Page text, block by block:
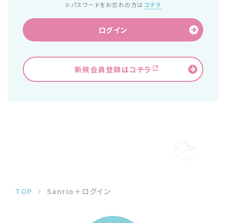
※パスワードをお忘れの方は コチラ
ログイン
新規会員登録はコチラ
TOP Sanrio＋ログイン